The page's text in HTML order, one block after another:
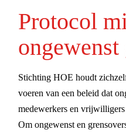
Protocol
ongewenst
Stichting HOE houdt
voeren van een beleid dat
medewerkers en
Om ongewenst en